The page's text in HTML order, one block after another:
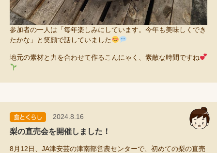
参加者の一人は「毎年楽しみにしています。今年も美味しくでき
たかな」と笑顔で話していました
地元の素材と力を合わせて作るこんにゃく、素敵な時間ですね
2024.8.16
梨の直売会を開催しました！
8月12日、JA津安芸の津南部営農センターで、初めての梨の直売